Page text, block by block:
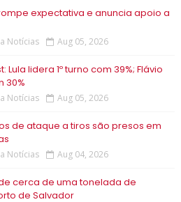
rompe expectativa e anuncia apoio a
Notícias Aug 05, 2026
Lula lidera 1º turno com 39%; Flávio
30%
Notícias Aug 05, 2026
de ataque a tiros são presos em
Notícias Aug 04, 2026
cerca de uma tonelada de
de Salvador